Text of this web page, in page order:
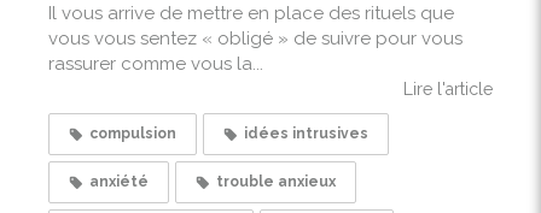
Il vous arrive de mettre en place des rituels que
vous vous sentez « obligé » de suivre pour vous
rassurer comme vous la...
Lire l'article
compulsion idées intrusives
anxiété trouble anxieux